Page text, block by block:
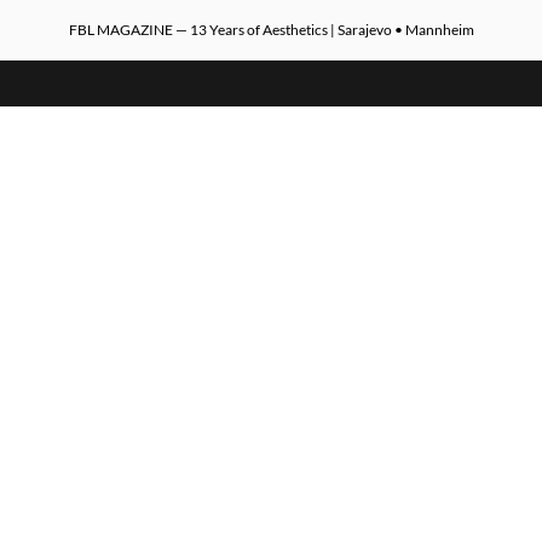
FBL MAGAZINE — 13 Years of Aesthetics | Sarajevo • Mannheim